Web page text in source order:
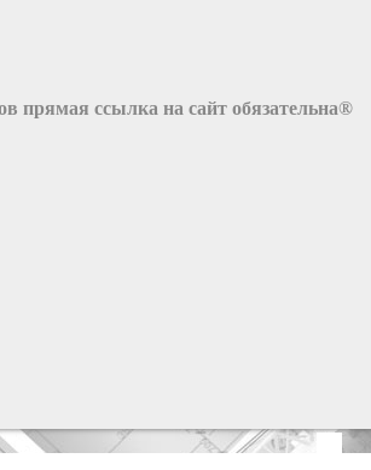
прямая ссылка на сайт обязательна®